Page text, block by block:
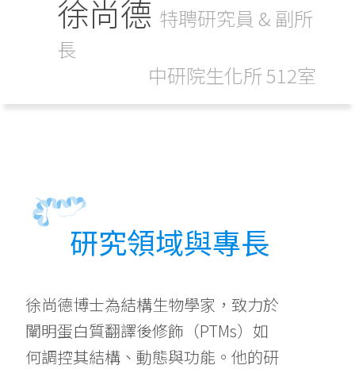
徐尚德 特聘研究員 & 副所
長
中研院生化所 512室
研究領域與專長
徐尚德博士為結構生物學家，致力於
闡明蛋白質翻譯後修飾（PTMs）如
何調控其結構、動態與功能。他的研